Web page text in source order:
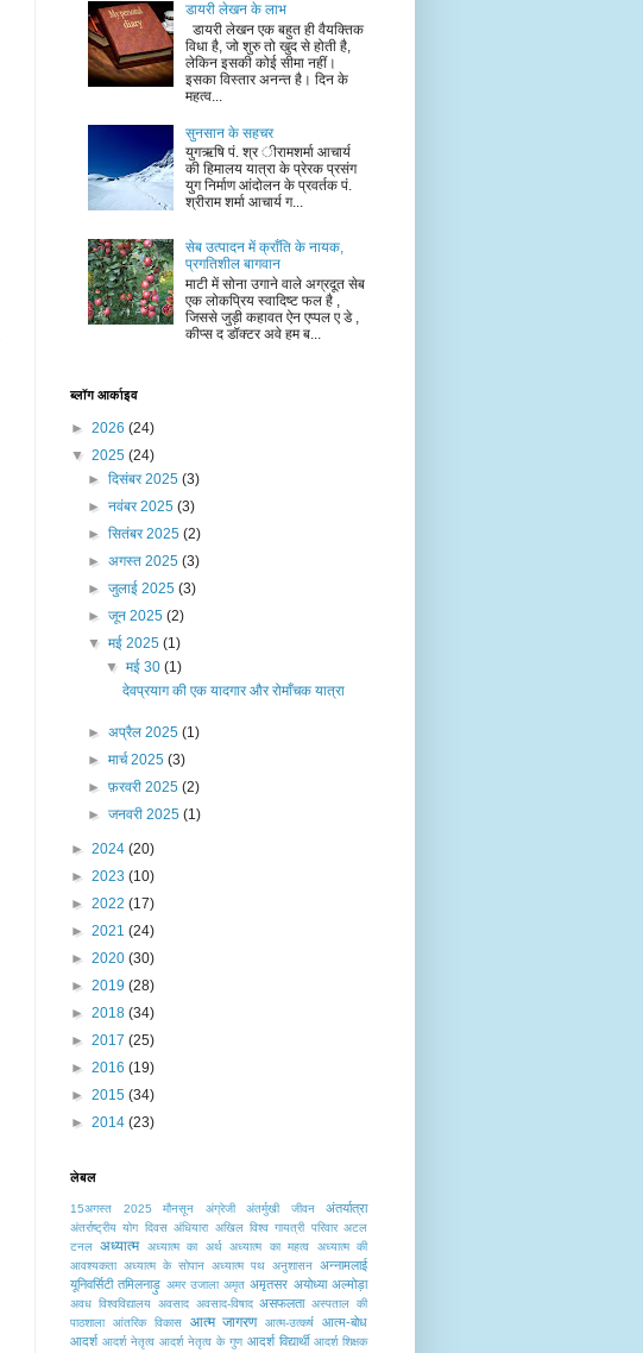
डायरी लेखन के लाभ
डायरी लेखन एक बहुत ही वैयक्तिक
विधा है, जो शुरु तो खुद से होती है,
लेकिन इसकी कोई सीमा नहीं।
इसका विस्तार अनन्त है। दिन के
महत्व...
सुनसान के सहचर
युगऋषि पं. श्र ीरामशर्मा आचार्य
की हिमालय यात्रा के प्रेरक प्रसंग
युग निर्माण आंदोलन के प्रवर्तक पं.
श्रीराम शर्मा आचार्य ग...
सेब उत्पादन में क्राँति के नायक,
प्रगतिशील बागवान
माटी में सोना उगाने वाले अग्रदूत सेब
एक लोकप्रिय स्वादिष्ट फल है ,
जिससे जुड़ी कहावत ऐन एप्पल ए डे ,
कीप्स द डॉक्टर अवे हम ब...
ब्लॉग आर्काइव
► 2026 (24)
▼ 2025 (24)
►दिसंबर 2025(3)
►नवंबर 2025(3)
►सितंबर 2025(2)
►अगस्त 2025(3)
►जुलाई 2025(3)
►जून 2025(2)
▼मई 2025(1)
▼ मई 30 (1)
देवप्रयाग की एक यादगार और रोमाँचक यात्रा
►अप्रैल 2025(1)
►मार्च 2025(3)
►फ़रवरी 2025(2)
►जनवरी 2025(1)
► 2024 (20)
► 2023 (10)
► 2022 (17)
► 2021 (24)
► 2020 (30)
► 2019 (28)
► 2018 (34)
► 2017 (25)
► 2016 (19)
► 2015 (34)
► 2014 (23)
लेबल
15अगस्त 2025 मौनसून अंग्रेजी अंतर्मुखी जीवन अंतर्यात्रा
अंतर्राष्ट्रीय योग दिवस अंधियारा अखिल विश्व गायत्री परिवार अटल
टनल अध्यात्म अध्यात्म का अर्थ अध्यात्म का महत्व
अध्यात्म की
आवश्यकता अध्यात्म के सोपान अध्यात्म पथ अनुशासन अन्नामलाई
यूनिवर्सिटी तमिलनाड़ु अमर उजाला अमृत अमृतसर अयोध्या अल्मोड़ा
अवध विश्वविद्यालय अवसाद अवसाद-विषाद असफलता अस्पताल की
पाठशाला
आंतरिक विकास आत्म जागरण आत्म-उत्कर्ष
आत्म-बोध
आदर्श आदर्श नेतृत्व आदर्श नेतृत्व के गुण आदर्श विद्यार्थी आदर्श शिक्षक